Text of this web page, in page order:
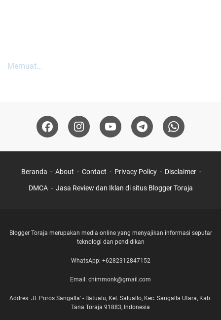
Memuat...
Beranda About Contact Privacy Policy Disclaimer
DMCA Jasa Review dan Iklan di situs Blogger Toraja
Blogger Toraja merupakan media online yang menyajikan informasi seputar
teknologi dan pendidikan
WhatsApp: +6282312847152
Email: chimmonk@gmail.com
Addres: Jl. Poros Sangalla' - Batualu, Kel. Saluallo, Kec. Sangalla Utara, Kab.
Tana Toraja 91883, Indonesia